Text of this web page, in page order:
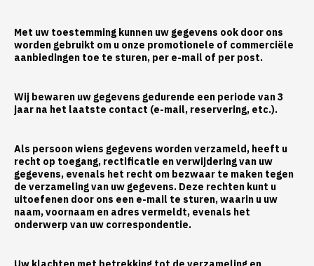
Met uw toestemming kunnen uw gegevens ook door ons
worden gebruikt om u onze promotionele of commerciële
aanbiedingen toe te sturen, per e-mail of per post.
Wij bewaren uw gegevens gedurende een periode van 3
jaar na het laatste contact (e-mail, reservering, etc.).
Als persoon wiens gegevens worden verzameld, heeft u
recht op toegang, rectificatie en verwijdering van uw
gegevens, evenals het recht om bezwaar te maken tegen
de verzameling van uw gegevens. Deze rechten kunt u
uitoefenen door ons een e-mail te sturen, waarin u uw
naam, voornaam en adres vermeldt, evenals het
onderwerp van uw correspondentie.